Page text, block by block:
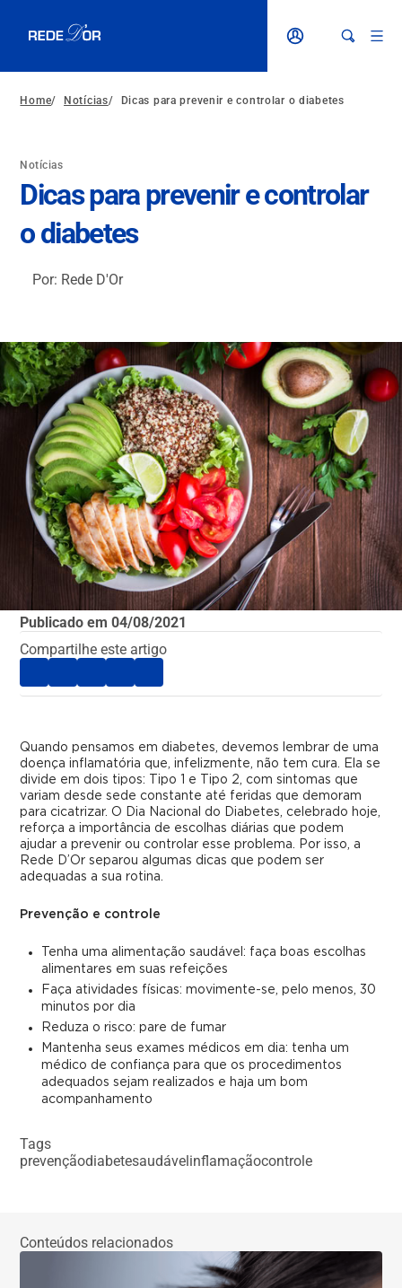
Home/ Notícias/ Dicas para prevenir e controlar o diabetes
Notícias
Dicas para prevenir e controlar
o diabetes
Por: Rede D'Or
Publicado em04/08/2021
Compartilhe este artigo
Quando pensamos em diabetes, devemos lembrar de uma
doença inflamatória que, infelizmente, não tem cura. Ela se
divide em dois tipos: Tipo 1 e Tipo 2, com sintomas que
variam desde sede constante até feridas que demoram
para cicatrizar. O Dia Nacional do Diabetes, celebrado hoje,
reforça a importância de escolhas diárias que podem
ajudar a prevenir ou controlar esse problema. Por isso, a
Rede D’Or separou algumas dicas que podem ser
adequadas a sua rotina.
Prevenção e controle
Tenha uma alimentação saudável: faça boas escolhas
alimentares em suas refeições
Faça atividades físicas: movimente-se, pelo menos, 30
minutos por dia
Reduza o risco: pare de fumar
Mantenha seus exames médicos em dia: tenha um
médico de confiança para que os procedimentos
adequados sejam realizados e haja um bom
acompanhamento
Tags
prevençãodiabetesaudável inflamaçãocontrole
Conteúdos relacionados